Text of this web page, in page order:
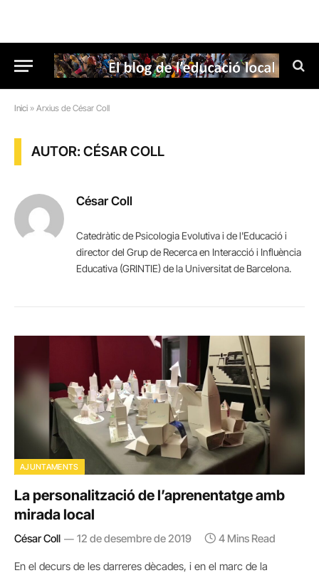
Inici » Arxius de César Coll
AUTOR: CÉSAR COLL
César Coll
Catedràtic de Psicologia Evolutiva i de l'Educació i
director del Grup de Recerca en Interacció i Influència
Educativa (GRINTIE) de la Universitat de Barcelona.
AJUNTAMENTS
La personalització de l’aprenentatge amb
mirada local
César Coll 12 de desembre de 2019 4 Mins Read
En el decurs de les darreres dècades, i en el marc de la